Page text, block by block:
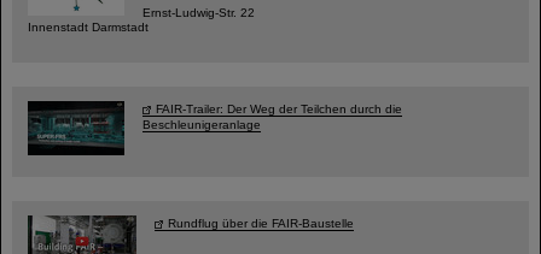
Ernst-Ludwig-Str. 22
Innenstadt Darmstadt
FAIR-Trailer: Der Weg der Teilchen durch die
Beschleunigeranlage
Rundflug über die FAIR-Baustelle